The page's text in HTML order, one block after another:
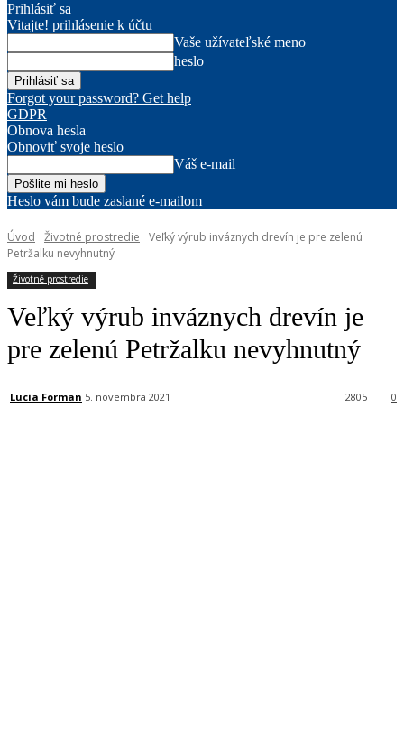
Prihlásiť sa
Vitajte! prihlásenie k účtu
Vaše užívateľské meno
heslo
Forgot your password? Get help
GDPR
Obnova hesla
Obnoviť svoje heslo
Váš e-mail
Heslo vám bude zaslané e-mailom
Úvod Životné prostredie
Veľký výrub inváznych drevín je pre zelenú
Petržalku nevyhnutný
Životné prostredie
Veľký výrub inváznych drevín je
pre zelenú Petržalku nevyhnutný
Lucia Forman 5. novembra 2021 0
2805